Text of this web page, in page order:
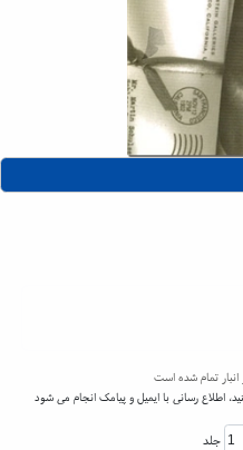
انبار تمام شده است
اطلاع رسانی با ایمیل و پیامک انجام می شود
جلد